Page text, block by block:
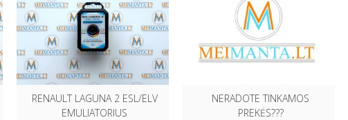
RENAULT LAGUNA 2 ESL/ELV
EMULIATORIUS
NERADOTE TINKAMOS
PREKĖS???